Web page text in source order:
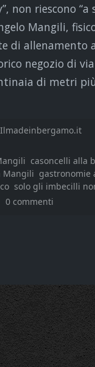
non riescono
Mangili,
di allenamento
negozio di
di metri
Ilmadeinbergamo.it
casoncelli alla
Mangili gastronomie
solo gli imbecilli
0 commenti